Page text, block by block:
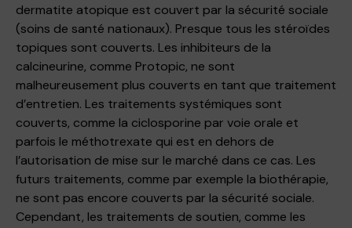
dermatite atopique est couvert par la sécurité sociale
(soins de santé nationaux). Presque tous les stéroïdes
topiques sont couverts. Les inhibiteurs de la
calcineurine, comme Protopic, ne sont
malheureusement plus couverts en tant que traitement
d’entretien. Les traitements systémiques sont
couverts, comme la ciclosporine par voie orale et
parfois le méthotrexate qui est en dehors de
l’autorisation de mise sur le marché dans ce cas. Les
futurs traitements, comme par exemple la biothérapie,
ne sont pas encore couverts par la sécurité sociale.
Cependant, les traitements de soutien, comme les